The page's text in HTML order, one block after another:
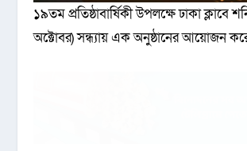
১৯তম প্রতিষ্ঠাবার্ষিকী উপলক্ষে ঢাকা ক্লাবে
অক্টোবর) সন্ধ্যায় এক অনুষ্ঠানের আয়োজন করে